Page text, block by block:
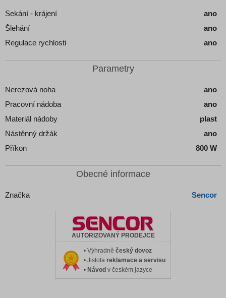
Sekání - krájení
ano
Šlehání
ano
Regulace rychlosti
ano
Parametry
Nerezová noha
ano
Pracovní nádoba
ano
Materiál nádoby
plast
Nástěnný držák
ano
Příkon
800 W
Obecné informace
Značka Sencor
AUTORIZOVANÝ PRODEJCE
• Výhradně český dovoz
• Jistota reklamace a servisu
• Návod v českém jazyce